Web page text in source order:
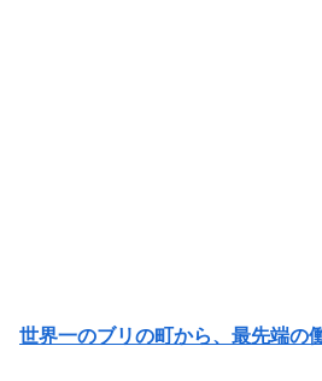
世界一のブリの町から、最先端の